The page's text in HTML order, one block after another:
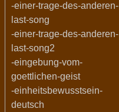
-einer-trage-des-anderen-
last-song
-einer-trage-des-anderen-
last-song2
-eingebung-vom-
goettlichen-geist
-einheitsbewusstsein-
deutsch